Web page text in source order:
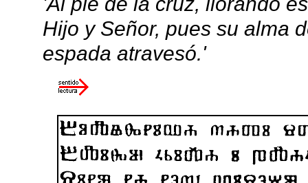
Hijo y Señor, pues su alma
espada atravesó.'